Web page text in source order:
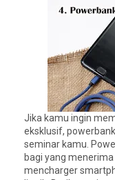
Jika kamu ingin
eksklusif,
seminar kamu.
bagi yang
mencharger